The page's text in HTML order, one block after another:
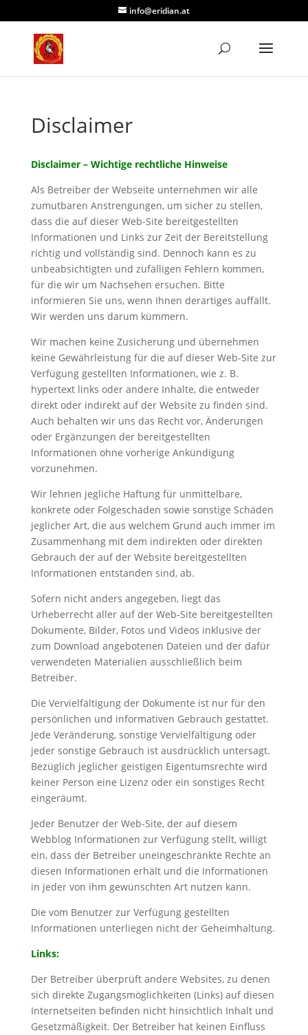
info@eridian.at
Disclaimer
Disclaimer – Wichtige rechtliche Hinweise
Als Betreiber der Webseite unternehmen wir alle
zumutbaren Anstrengungen, um sicher zu stellen,
dass die auf dieser Web-Site bereitgestellten
Informationen und Links zur Zeit der Bereitstellung
richtig und vollständig sind. Dennoch kann es zu
unbeabsichtigten und zufälligen Fehlern kommen,
für die wir um Nachsehen ersuchen. Bitte
informieren Sie uns, wenn Ihnen derartiges auffällt.
Wir werden uns darum kümmern.
Wir machen keine Zusicherung und übernehmen
keine Gewährleistung für die auf dieser Web-Site zur
Verfügung gestellten Informationen, wie z. B.
hypertext links oder andere Inhalte, die entweder
direkt oder indirekt auf der Website zu finden sind.
Auch behalten wir uns das Recht vor, Änderungen
oder Ergänzungen der bereitgestellten
Informationen ohne vorherige Ankündigung
vorzunehmen.
Wir lehnen jegliche Haftung für unmittelbare,
konkrete oder Folgeschäden sowie sonstige Schäden
jeglicher Art, die aus welchem Grund auch immer im
Zusammenhang mit dem indirekten oder direkten
Gebrauch der auf der Website bereitgestellten
Informationen entstanden sind, ab.
Sofern nicht anders angegeben, liegt das
Urheberrecht aller auf der Web-Site bereitgestellten
Dokumente, Bilder, Fotos und Videos inklusive der
zum Download angebotenen Dateien und der dafür
verwendeten Materialien ausschließlich beim
Betreiber.
Die Vervielfältigung der Dokumente ist nur für den
persönlichen und informativen Gebrauch gestattet.
Jede Veränderung, sonstige Vervielfältigung oder
jeder sonstige Gebrauch ist ausdrücklich untersagt.
Bezüglich jeglicher geistigen Eigentumsrechte wird
keiner Person eine Lizenz oder ein sonstiges Recht
eingeräumt.
Jeder Benutzer der Web-Site, der auf diesem
Webblog Informationen zur Verfügung stellt, willigt
ein, dass der Betreiber uneingeschränkte Rechte an
diesen Informationen erhält und die Informationen
in jeder von ihm gewünschten Art nutzen kann.
Die vom Benutzer zur Verfügung gestellten
Informationen unterliegen nicht der Geheimhaltung.
Links:
Der Betreiber überprüft andere Websites, zu denen
sich direkte Zugangsmöglichkeiten (Links) auf diesen
Internetseiten befinden nicht hinsichtlich Inhalt und
Gesetzmäßigkeit. Der Betreiber hat keinen Einfluss